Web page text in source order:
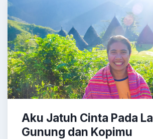
Aku Jatuh Cinta Pada
Gunung dan Kopimu